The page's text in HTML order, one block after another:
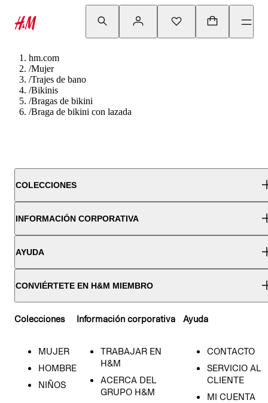
hm.com
/Mujer
/Trajes de bano
/Bikinis
/Bragas de bikini
/Braga de bikini con lazada
COLECCIONES
INFORMACIÓN CORPORATIVA
AYUDA
CONVIÉRTETE EN H&M MIEMBRO
Colecciones
MUJER
HOMBRE
NIÑOS
Información corporativa
TRABAJAR EN
H&M
ACERCA DEL
GRUPO H&M
Ayuda
CONTACTO
SERVICIO AL
CLIENTE
MI CUENTA